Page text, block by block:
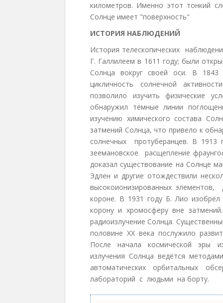
километров. Именно этот тонкий
Солнце имеет "поверхность"
ИСТОРИЯ НАБЛЮДЕНИЙ
История телескопических
Г. Галлилеем в 1611 году; были
Солнца вокруг своей оси. В
цикличность солнечной
позволило изучить физические
обнаружил тёмные линии
изучению химического состава
затмений Солнца, что привело к
солнечных протуберанцев. В 1913
зеемановское расщепление
доказал существование на Солнце
Эдлен и другие отождествили
высокоионизированных элементов,
короне. В 1931 году Б. Лио
корону и хромосферу вне
радиоизлучение Солнца.
половине XX века послужило
После начала космической эры
излучения Солнца ведётся
автоматических орбитальных
лабораторий с людьми на борту.